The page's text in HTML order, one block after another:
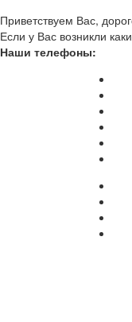
Приветствуем Вас,
Если у Вас возникли
Наши телефоны: